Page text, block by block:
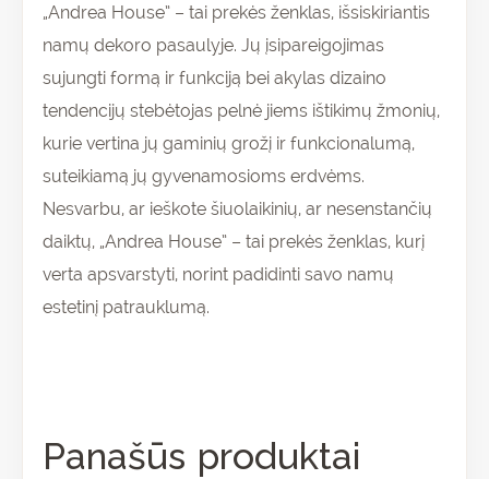
„Andrea House” – tai prekės ženklas, išsiskiriantis
namų dekoro pasaulyje. Jų įsipareigojimas
sujungti formą ir funkciją bei akylas dizaino
tendencijų stebėtojas pelnė jiems ištikimų žmonių,
kurie vertina jų gaminių grožį ir funkcionalumą,
suteikiamą jų gyvenamosioms erdvėms.
Nesvarbu, ar ieškote šiuolaikinių, ar nesenstančių
daiktų, „Andrea House” – tai prekės ženklas, kurį
verta apsvarstyti, norint padidinti savo namų
estetinį patrauklumą.
Panašūs produktai